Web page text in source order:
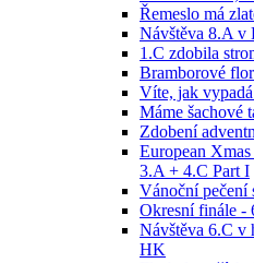
Řemeslo má
Návštěva 8.A v
1.C zdobila
Bramborové
Víte, jak
Máme šachové
Zdobení
European
3.A + 4.C Part I
Vánoční pečení
Okresní finále -
Návštěva 6.C v
HK